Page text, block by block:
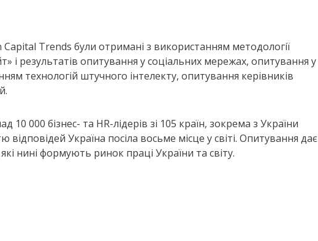
Trends були отримані з використанням методології
і результатів опитування у соціальних мережах, опитування у
технологій штучного інтелекту, опитування керівників
10 000 бізнес- та HR-лідерів зі 105 країн, зокрема з України
відповідей Україна посіла восьме місце у світі. Опитування дає
нині формують ринок праці України та світу.